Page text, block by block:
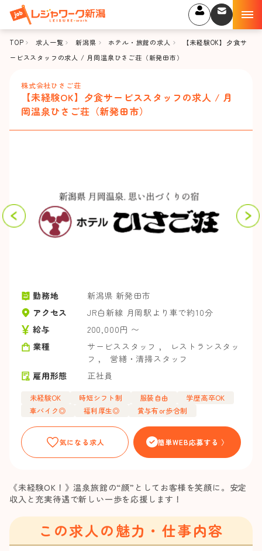
TOP 求人一覧 新潟県 ホテル・旅館の求人
【未経験OK】夕食サ
ービススタッフの求人 / 月岡温泉ひさご荘（新発田市）
株式会社ひさご荘
【未経験OK】夕食サービススタッフの求人 / 月
岡温泉ひさご荘（新発田市）
勤務地
新潟県 新発田市
アクセス
JR白新線 月岡駅より車で約10分
給与
200,000円 〜
業種
サービススタッフ ，
レストランスタッ
フ，
営繕・清掃スタッフ
雇用形態
正社員
未経験OK 時短シフト制 服装自由
学歴高卒OK
車バイク◎
福利厚生◎ 賞与有or歩合制
気になる求人 簡単WEB応募する 〉
《未経験OK！》温泉旅館の“顔”としてお客様を笑顔に。安定
収入と充実待遇で新しい一歩を応援します！
この求人の魅力・仕事内容